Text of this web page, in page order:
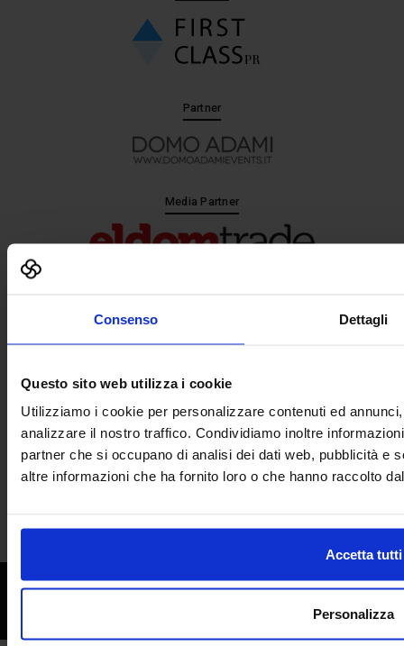
Consenso Dettagli
Questo sito web utilizza i cookie
Utilizziamo i cookie per personalizzare contenuti ed
analizzare il nostro traffico. Condividiamo inoltre
partner che si occupano di analisi dei dati web, pubblicità e
altre informazioni che ha fornito loro o che hanno raccolto
Accetta tutti
Personalizza
Partner
Media Partner
In collaborazione con
© 2017 All rights reserved. Senaf srl - Gruppo Tecniche Nuove Spa - P.IVA 06382730155 -